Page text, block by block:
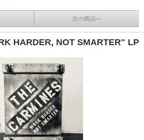
次の商品へ
HARDER, NOT SMARTER" LP